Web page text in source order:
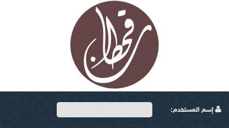
إسم المستخدم: